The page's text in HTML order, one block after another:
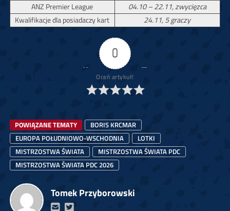
ANZ Premier League
04.10 – 22.11, zwycięzca
Kwalifikacje dla posiadaczy kart
24.11, 5 graczy
0
Oceń artykuł!
POWIĄZANE TEMATY
BORIS KRCMAR
EUROPA POŁUDNIOWO-WSCHODNIA
LOTKI
MISTRZOSTWA ŚWIATA
MISTRZOSTWA ŚWIATA PDC
MISTRZOSTWA ŚWIATA PDC 2026
Tomek Przyborowski